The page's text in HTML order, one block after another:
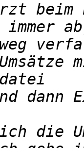
dann
die